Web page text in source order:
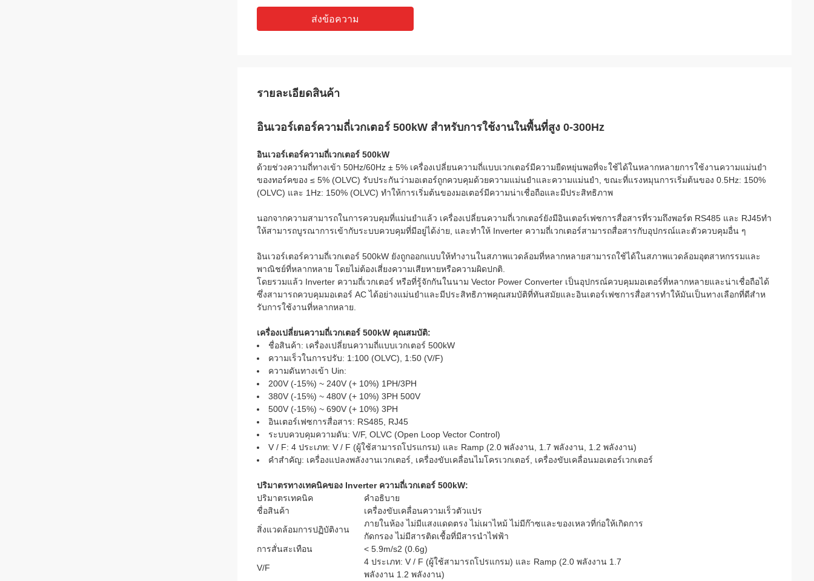
ส่งข้อความ
รายละเอียดสินค้า
อินเวอร์เตอร์ความถี่เวกเตอร์ 500kW สําหรับการใช้งานในพื้นที่สูง 0-300Hz
อินเวอร์เตอร์ความถี่เวกเตอร์ 500kW
ด้วยช่วงความถี่ทางเข้า 50Hz/60Hz ± 5% เครื่องเปลี่ยนความถี่แบบเวกเตอร์มีความยืดหยุ่นพอที่จะใช้ได้ในหลากหลายการใช้งานความแม่นยํา
ของทอร์คของ ≤ 5% (OLVC) รับประกันว่ามอเตอร์ถูกควบคุมด้วยความแม่นยําและความแม่นยํา, ขณะที่แรงหมุนการเริ่มต้นของ 0.5Hz: 150%
(OLVC) และ 1Hz: 150% (OLVC) ทําให้การเริ่มต้นของมอเตอร์มีความน่าเชื่อถือและมีประสิทธิภาพ
นอกจากความสามารถในการควบคุมที่แม่นยําแล้ว เครื่องเปลี่ยนความถี่เวกเตอร์ยังมีอินเตอร์เฟซการสื่อสารที่รวมถึงพอร์ต RS485 และ RJ45ทํา
ให้สามารถบูรณาการเข้ากับระบบควบคุมที่มีอยู่ได้ง่าย, และทําให้ Inverter ความถี่เวกเตอร์สามารถสื่อสารกับอุปกรณ์และตัวควบคุมอื่น ๆ
อินเวอร์เตอร์ความถี่เวกเตอร์ 500kW ยังถูกออกแบบให้ทํางานในสภาพแวดล้อมที่หลากหลายสามารถใช้ได้ในสภาพแวดล้อมอุตสาหกรรมและ
พาณิชย์ที่หลากหลาย โดยไม่ต้องเสี่ยงความเสียหายหรือความผิดปกติ.
โดยรวมแล้ว Inverter ความถี่เวกเตอร์ หรือที่รู้จักกันในนาม Vector Power Converter เป็นอุปกรณ์ควบคุมมอเตอร์ที่หลากหลายและน่าเชื่อถือได้
ซึ่งสามารถควบคุมมอเตอร์ AC ได้อย่างแม่นยําและมีประสิทธิภาพคุณสมบัติที่ทันสมัยและอินเตอร์เฟซการสื่อสารทําให้มันเป็นทางเลือกที่ดีสําห
รับการใช้งานที่หลากหลาย.
เครื่องเปลี่ยนความถี่เวกเตอร์ 500kW คุณสมบัติ:
ชื่อสินค้า: เครื่องเปลี่ยนความถี่แบบเวกเตอร์ 500kW
ความเร็วในการปรับ: 1:100 (OLVC), 1:50 (V/F)
ความดันทางเข้า Uin:
200V (-15%) ~ 240V (+ 10%) 1PH/3PH
380V (-15%) ~ 480V (+ 10%) 3PH 500V
500V (-15%) ~ 690V (+ 10%) 3PH
อินเตอร์เฟซการสื่อสาร: RS485, RJ45
ระบบควบคุมความดัน: V/F, OLVC (Open Loop Vector Control)
V / F: 4 ประเภท: V / F (ผู้ใช้สามารถโปรแกรม) และ Ramp (2.0 พลังงาน, 1.7 พลังงาน, 1.2 พลังงาน)
คําสําคัญ: เครื่องแปลงพลังงานเวกเตอร์, เครื่องขับเคลื่อนไมโครเวกเตอร์, เครื่องขับเคลื่อนมอเตอร์เวกเตอร์
ปริมาตรทางเทคนิคของ Inverter ความถี่เวกเตอร์ 500kW:
ปริมาตรเทคนิค
คําอธิบาย
ชื่อสินค้า
เครื่องขับเคลื่อนความเร็วตัวแปร
สิ่งแวดล้อมการปฏิบัติงาน
ภายในห้อง ไม่มีแสงแดดตรง ไม่เผาไหม้ ไม่มีก๊าซและของเหลวที่ก่อให้เกิดการ
กัดกรอง ไม่มีสารติดเชื้อที่มีสารนําไฟฟ้า
การสั่นสะเทือน
< 5.9m/s2 (0.6g)
V/F
4 ประเภท: V / F (ผู้ใช้สามารถโปรแกรม) และ Ramp (2.0 พลังงาน 1.7
พลังงาน 1.2 พลังงาน)